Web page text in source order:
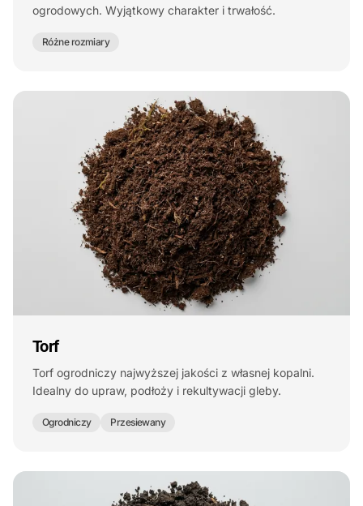
ogrodowych. Wyjątkowy charakter i trwałość.
Różne rozmiary
Torf
Torf ogrodniczy najwyższej jakości z własnej kopalni.
Idealny do upraw, podłoży i rekultywacji gleby.
Ogrodniczy Przesiewany